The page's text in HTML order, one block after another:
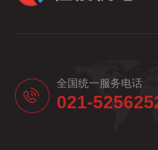
全国统一服务电话
021-